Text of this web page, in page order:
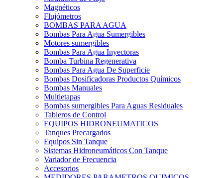
Magnéticos
Flujómetros
BOMBAS PARA AGUA
Bombas Para Agua Sumergibles
Motores sumergibles
Bombas Para Agua Inyectoras
Bomba Turbina Regenerativa
Bombas Para Agua De Superficie
Bombas Dosificadoras Productos Químicos
Bombas Manuales
Multietapas
Bombas sumergibles Para Aguas Residuales
Tableros de Control
EQUIPOS HIDRONEUMATICOS
Tanques Precargados
Equipos Sin Tanque
Sistemas Hidroneumáticos Con Tanque
Variador de Frecuencia
Accesorios